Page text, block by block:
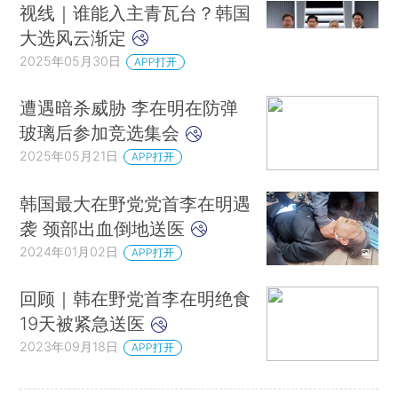
视线｜谁能入主青瓦台？韩国
大选风云渐定
2025年05月30日 APP打开
遭遇暗杀威胁 李在明在防弹
玻璃后参加竞选集会
2025年05月21日 APP打开
韩国最大在野党党首李在明遇
袭 颈部出血倒地送医
2024年01月02日 APP打开
回顾｜韩在野党首李在明绝食
19天被紧急送医
2023年09月18日 APP打开